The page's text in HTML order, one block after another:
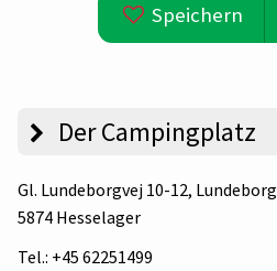
Speichern
Der Campingplatz
Gl. Lundeborgvej 10-12, Lundeborg
5874 Hesselager
Tel.: +45 62251499